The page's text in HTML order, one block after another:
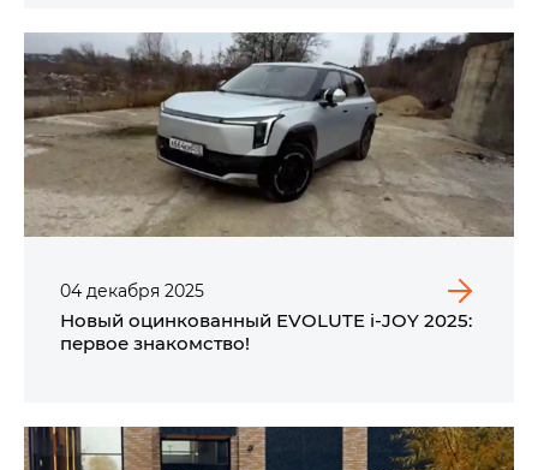
04 декабря 2025
Новый оцинкованный EVOLUTE i‑JOY 2025:
первое знакомство!